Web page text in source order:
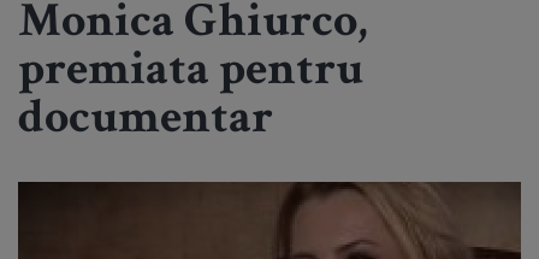
Monica Ghiurco,
premiata pentru
documentar